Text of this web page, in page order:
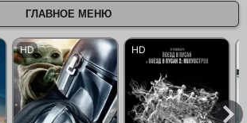
ГЛАВНОЕ МЕНЮ